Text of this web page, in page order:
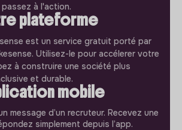
à l'action.
plateforme
est un service gratuit porté par
Utilisez-le pour accélerer votre
à construire une société plus
et durable.
mobile
message d’un recruteur. Recevez une
simplement depuis l’app.